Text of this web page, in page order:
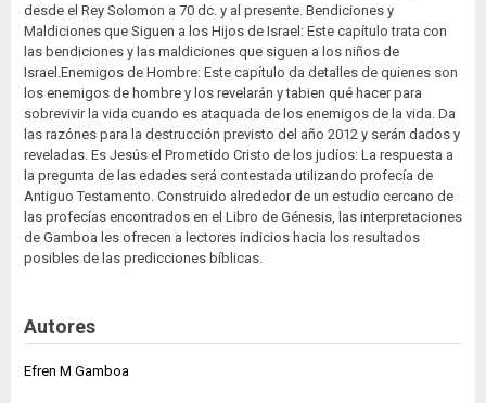
desde el Rey Solomon a 70 dc. y al presente. Bendiciones y
Maldiciones que Siguen a los Hijos de Israel: Este capítulo trata con
las bendiciones y las maldiciones que siguen a los niños de
Israel.Enemigos de Hombre: Este capítulo da detalles de quienes son
los enemigos de hombre y los revelarán y tabien qué hacer para
sobrevivir la vida cuando es ataquada de los enemigos de la vida. Da
las razónes para la destrucción previsto del año 2012 y serán dados y
reveladas. Es Jesús el Prometido Cristo de los judíos: La respuesta a
la pregunta de las edades será contestada utilizando profecía de
Antiguo Testamento. Construido alrededor de un estudio cercano de
las profecías encontrados en el Libro de Génesis, las interpretaciones
de Gamboa les ofrecen a lectores indicios hacia los resultados
posibles de las predicciones bíblicas.
Autores
Efren M Gamboa